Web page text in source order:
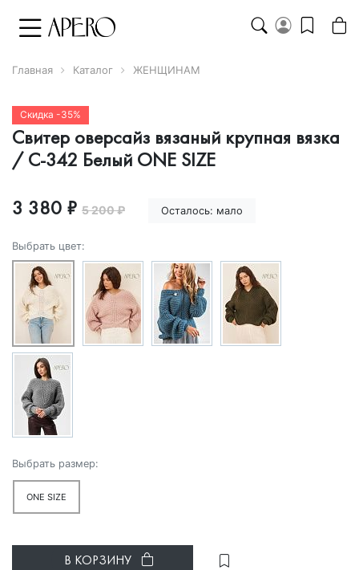
Главная Каталог ЖЕНЩИНАМ
Скидка -35%
Свитер оверсайз вязаный крупная вязка
/ С-342 Белый ONE SIZE
3 380 ₽ 5 200 ₽ Осталось: мало
Выбрать цвет:
Выбрать размер:
ONE SIZE
В КОРЗИНУ